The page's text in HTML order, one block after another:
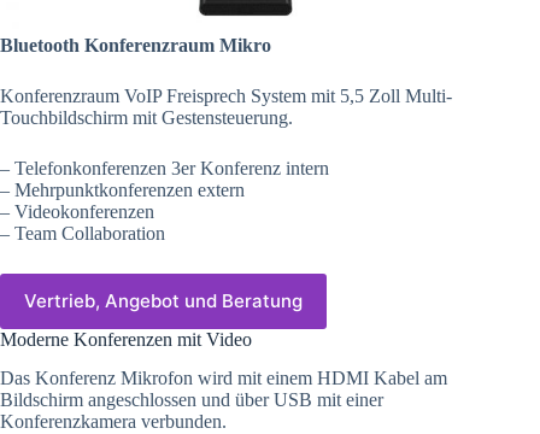
Bluetooth Konferenzraum Mikro
Konferenzraum VoIP Freisprech System mit 5,5 Zoll Multi-
Touchbildschirm mit Gestensteuerung.
– Telefonkonferenzen 3er Konferenz intern
– Mehrpunktkonferenzen extern
– Videokonferenzen
– Team Collaboration
Vertrieb, Angebot und Beratung
Moderne Konferenzen mit Video
Das Konferenz Mikrofon wird mit einem HDMI Kabel am
Bildschirm angeschlossen und über USB mit einer
Konferenzkamera verbunden.